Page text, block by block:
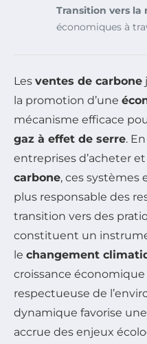
Transition vers
économiques à
Les ventes de carbone
la promotion d’une
mécanisme efficace
gaz à effet de serre.
entreprises d’acheter
carbone, ces systèmes
plus responsable des
transition vers des
constituent un
le changement
croissance
respectueuse de
dynamique favorise
accrue des enjeux